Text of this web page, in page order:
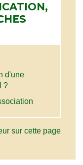
d'une
?
sur cette page